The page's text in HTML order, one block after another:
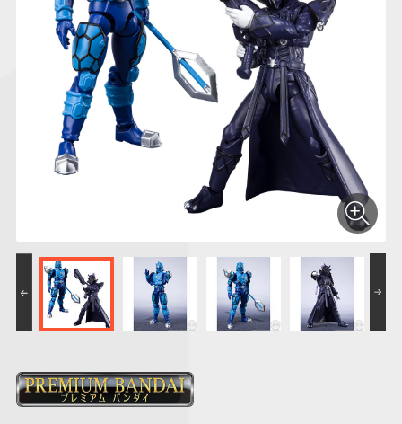
仮面ライダーシリー
ズ
PROJECT R.E.D.・
スーパー戦隊シリー
ズ
ガンダムシリーズ
ポケットモンスター
アンパンマン
サンリオキャラクタ
ーズ
キャラパキ
つりグミ
にふぉるめーしょん
＆スクエアシール
SMPシリーズ
ポケモンスケールワ
ールド
キャラデコ